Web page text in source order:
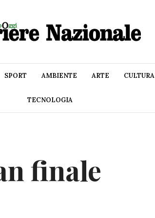
SPORT AMBIENTE ARTE CULTURA
TECNOLOGIA
finale